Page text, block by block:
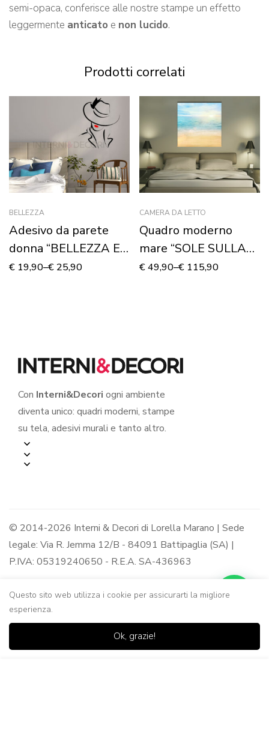
semi-opaca, conferisce alle nostre stampe un effetto
leggermente anticato e non lucido.
Prodotti correlati
BELLEZZA
Adesivo da parete
donna “BELLEZZA E
STILE”
€ 19,90–€ 25,90
CAMERA DA LETTO
Quadro moderno
mare “SOLE SULLA
SABBIA DORATA” –
€49,90–€ 115,90
Con Interni&Decori ogni ambiente
diventa unico: quadri moderni, stampe
su tela, adesivi murali e tanto altro.
© 2014-2026 Interni & Decori di Lorella Marano | Sede
legale: Via R. Jemma 12/B - 84091 Battipaglia (SA) |
P.IVA: 05319240650 - R.E.A. SA-436963
Questo sito web utilizza i cookie per assicurarti la migliore
esperienza.
Ok, grazie!
Casa Negozio
0
Lista dei Carrello Ricerca